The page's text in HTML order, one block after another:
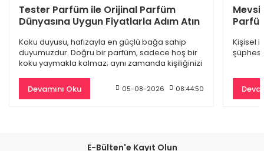
Dior Sauvage Edp Erkek Parfüm 100 Ml
9.500,00 TL
%61
Tester Parfüm ile Orijinal Parfüm
Dünyasına Uygun Fiyatlarla Adım Atın
Koku duyusu, hafızayla en güçlü bağa sahip
duyumuzdur. Doğru bir parfüm, sadece hoş bir
koku yaymakla kalmaz; aynı zamanda kişiliğinizi
Devamını Oku
05-08-2026 08:44:50
Kişisel
E-Bülten'e Kayıt Olun